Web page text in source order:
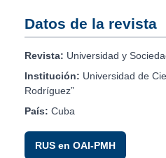
Datos de la revista
Revista: Universidad y
Institución: Universidad de
Rodríguez”
País: Cuba
RUS en OAI-PMH